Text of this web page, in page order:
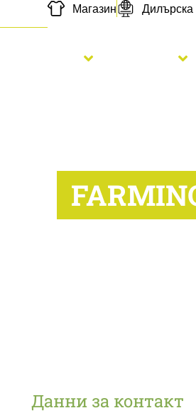
Магазин Дилърска
Данни за контакт